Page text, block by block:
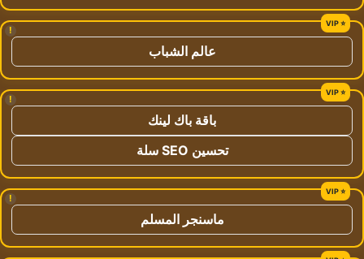
!
عالم الشباب
!
باقة باك لينك
تحسين SEO سلة
!
ماسنجر المسلم